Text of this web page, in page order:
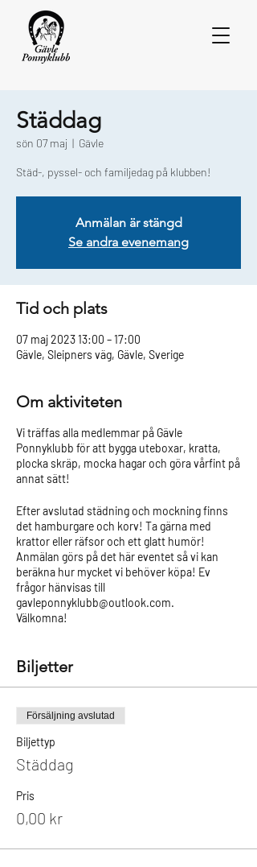
Städdag
sön 07 maj
  |
Gävle
Städ-, pyssel- och familjedag på klubben!
Anmälan är stängd
Se andra evenemang
Tid och plats
07 maj 2023 13:00 – 17:00
Gävle, Sleipners väg, Gävle, Sverige
Om aktiviteten
Vi träffas alla medlemmar på Gävle
Ponnyklubb för att bygga uteboxar, kratta,
plocka skräp, mocka hagar och göra vårfint på
annat sätt!
Efter avslutad städning och mockning finns
det hamburgare och korv! Ta gärna med
krattor eller räfsor och ett glatt humör!
Anmälan görs på det här eventet så vi kan
beräkna hur mycket vi behöver köpa! Ev
frågor hänvisas till
gavleponnyklubb@outlook.com.
Välkomna!
Biljetter
Försäljning avslutad
Biljettyp
Städdag
Pris
0,00 kr